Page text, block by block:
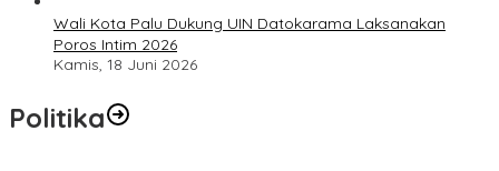
Wali Kota Palu Dukung UIN Datokarama Laksanakan
Poros Intim 2026
Kamis, 18 Juni 2026
Politika